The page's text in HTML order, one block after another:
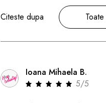
Citeste dupa
Ioana Mihaela B.
5/5